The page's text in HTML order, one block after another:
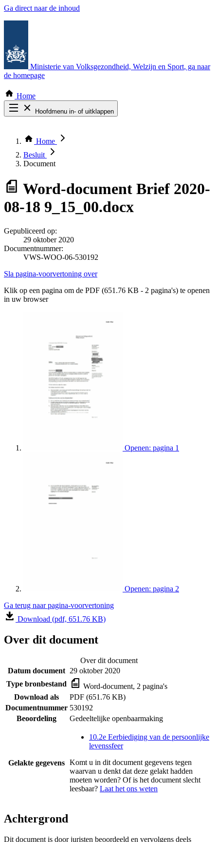
Ga direct naar de inhoud
Ministerie van Volksgezondheid, Welzijn en Sport, ga naar
de homepage
Home
Hoofdmenu in- of uitklappen
Thema COVID-19
Bekijk per bestuursorgaan
Home
Besluit
Document
Word-document Brief 2020-
08-18 9_15_00.docx
Gepubliceerd op:
29 oktober 2020
Documentnummer:
VWS-WOO-06-530192
Sla pagina-voorvertoning over
Klik op een pagina om de PDF (651.76 KB - 2 pagina's) te openen
in uw browser
Openen: pagina 1
Openen: pagina 2
Ga terug naar pagina-voorvertoning
Download (pdf, 651.76 KB)
Over dit document
Over dit document
Datum document 29 oktober 2020
Type bronbestand
Word-document, 2 pagina's
Download als
PDF (651.76 KB)
Documentnummer 530192
Beoordeling
Gedeeltelijke openbaarmaking
Gelakte gegevens
10.2e Eerbiediging van de persoonlijke
levenssfeer
Komt u in dit document gegevens tegen
waarvan u denkt dat deze gelakt hadden
moeten worden? Of is het document slecht
leesbaar? Laat het ons weten
Achtergrond
Dit document is door juristen beoordeeld en vervolgens deels